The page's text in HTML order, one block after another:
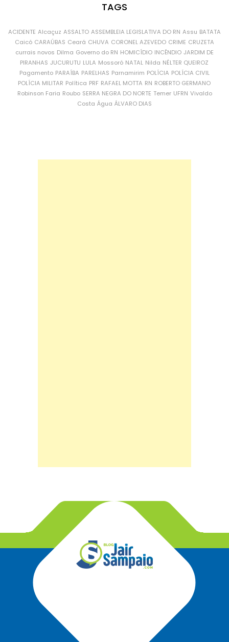
TAGS
ACIDENTE Alcaçuz ASSALTO ASSEMBLEIA LEGISLATIVA DO RN Assu BATATA
Caicó CARAÚBAS Ceará CHUVA CORONEL AZEVEDO CRIME CRUZETA
currais novos Dilma Governo do RN HOMICÍDIO INCÊNDIO JARDIM DE
PIRANHAS JUCURUTU LULA Mossoró NATAL Nilda NÉLTER QUEIROZ
Pagamento PARAÍBA PARELHAS Parnamirim POLÍCIA POLÍCIA CIVIL
POLÍCIA MILITAR Política PRF RAFAEL MOTTA RN ROBERTO GERMANO
Robinson Faria Roubo SERRA NEGRA DO NORTE Temer UFRN Vivaldo
Costa Água ÁLVARO DIAS